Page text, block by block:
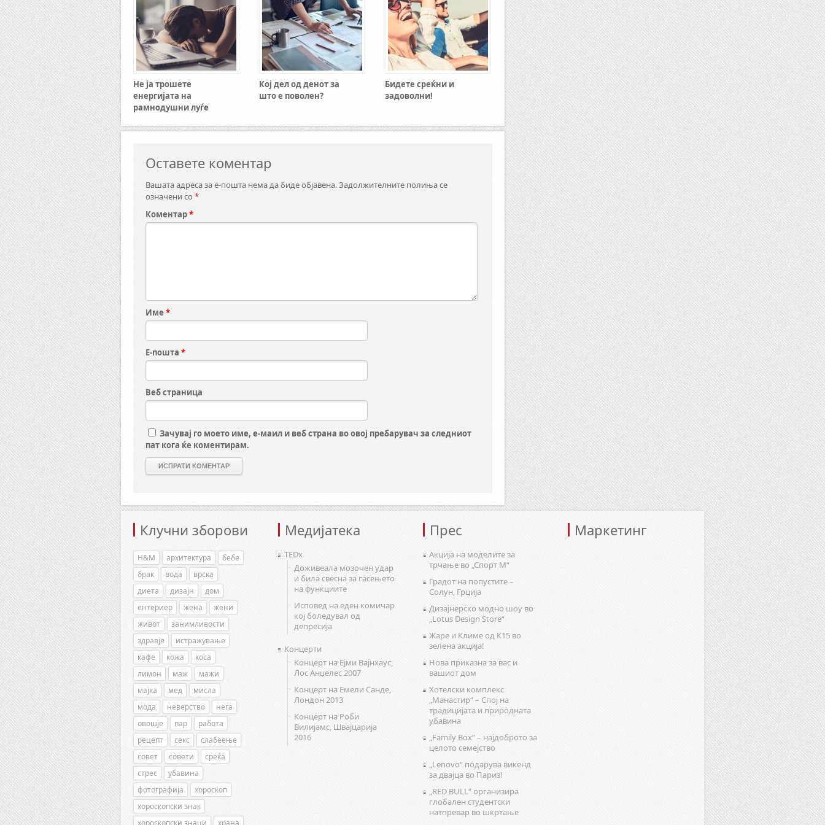
Не ја трошете
енергијата на
рамнодушни луѓе
Кој дел од денот за
што е поволен?
Бидете среќни и
задоволни!
Оставете коментар
Вашата адреса за е-пошта нема да биде објавена.Задолжителните полиња се
означени со *
Коментар*
Име *
Е-пошта *
Веб страница
Зачувај го моето име, е-маил и веб страна во овој пребарувач за следниот
пат кога ќе коментирам.
Клучни зборови
H&M архитектура
бебе
брак
вода
врска
диета
дизајн
дом
ентериер
жена
жени
живот
занимливости
здравје
истражување
кафе
кожа
коса
лимон
маж
мажи
мајка
мед
мисла
мода
неверство
нега
овошје
пар
работа
рецепт
секс
слабеење
совет
совети
среќа
стрес
убавина
фотографија
хороскоп
хороскопски знак
хороскопски знаци
храна
Медијатека
TEDx
Доживеала мозочен удар
и била свесна за гасењето
на функциите
Исповед на еден комичар
кој боледувал од
депресија
Концерти
Концерт на Ејми Вајнхаус,
Лос Анџелес 2007
Концерт на Емели Санде,
Лондон 2013
Концерт на Роби
Вилијамс, Швајцарија
2016
Прес
Акција на моделите за
трчање во „Спорт М“
Градот на попустите –
Солун, Грција
Дизајнерско модно шоу во
„Lotus Design Store“
Жаре и Климе од К15 во
зелена акција!
Нова приказна за вас и
вашиот дом
Хотелски комплекс
„Манастир“ – Спој на
традицијата и природната
убавина
„Family Box“ – најдоброто за
целото семејство
„Lenovo“ подарува викенд
за двајца во Париз!
„RED BULL“ организира
глобален студентски
натпревар во шкртање
Маркетинг